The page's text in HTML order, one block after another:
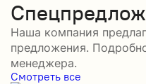
Наша компания
предложения.
менеджера.
Смотреть все